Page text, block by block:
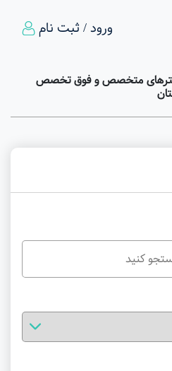
ورود / ثبت نام
متخصص و فوق تخصص